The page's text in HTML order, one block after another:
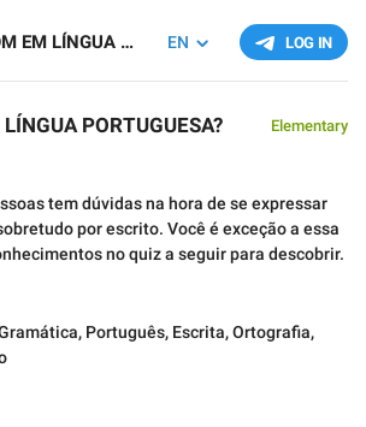
LOG IN
EN
VOCÊ É BOM EM LÍNGUA PORTUGUESA?
PORTUGUESA? Elementary
tem dúvidas na hora de se expressar
por escrito. Você é exceção a essa
no quiz a seguir para descobrir.
, Português, Escrita,Ortografia,